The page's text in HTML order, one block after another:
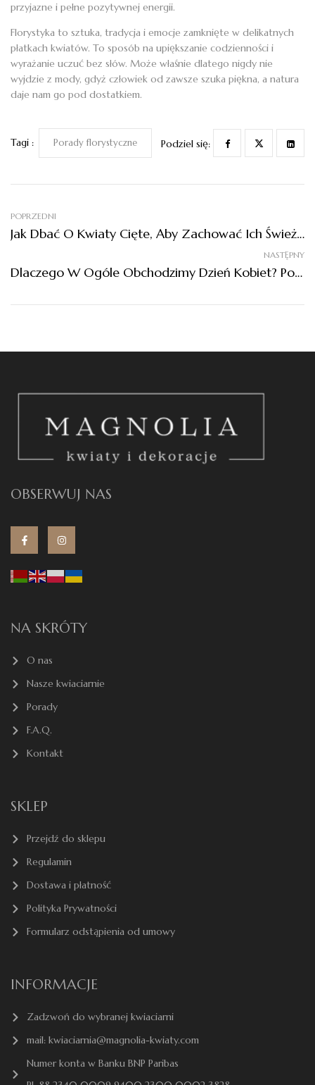
przyjazne i pełne pozytywnej energii.
Florystyka to sztuka, tradycja i emocje zamknięte w delikatnych
płatkach kwiatów. To sposób na upiększanie codzienności i
wyrażanie uczuć bez słów. Może właśnie dlatego nigdy nie
wyjdzie z mody, gdyż człowiek od zawsze szuka piękna, a natura
daje nam go pod dostatkiem.
Tagi : Porady florystyczne Podziel się:
POPRZEDNI
Jak Dbać O Kwiaty Cięte, Aby Zachować Ich Świeżość Na Dłużej? Sprawdź Nasze Porady!
NASTĘPNY
Dlaczego W Ogóle Obchodzimy Dzień Kobiet? Poznaj Początki Tej Wyjątkowej Tradycji!
OBSERWUJ NAS
NA SKRÓTY
O nas
Nasze kwiaciarnie
Porady
F.A.Q.
Kontakt
SKLEP
Przejdź do sklepu
Regulamin
Dostawa i płatność
Polityka Prywatności
Formularz odstąpienia od umowy
INFORMACJE
Zadzwoń do wybranej kwiaciarni
mail: kwiaciarnia@magnolia-kwiaty.com
Numer konta w Banku BNP Paribas